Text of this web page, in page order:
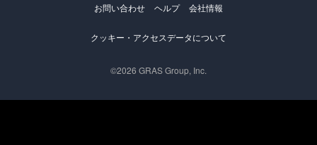
お問い合わせ ヘルプ 会社情報
クッキー・アクセスデータについて
©2026 GRAS Group, Inc.